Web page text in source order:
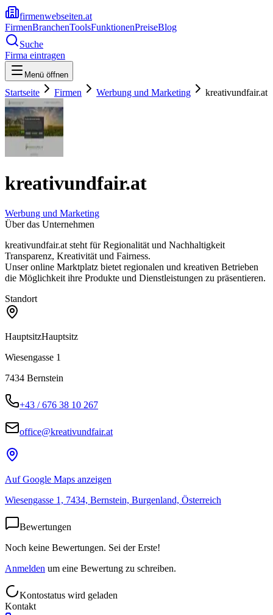
firmenwebseiten.at
FirmenBranchenToolsFunktionenPreiseBlog
Suche
Firma eintragen
Menü öffnen
Startseite Firmen Werbung und Marketing kreativundfair.at
kreativundfair.at
Werbung und Marketing
Über das Unternehmen
kreativundfair.at steht für Regionalität und Nachhaltigkeit
Transparenz, Kreativität und Fairness.
Unser online Marktplatz bietet regionalen und kreativen Betrieben
die Möglichkeit ihre Produkte und Dienstleistungen zu präsentieren.
Standort
HauptsitzHauptsitz
Wiesengasse 1
7434 Bernstein
+43 / 676 38 10 267
office@kreativundfair.at
Auf Google Maps anzeigen
Wiesengasse 1, 7434, Bernstein, Burgenland, Österreich
Bewertungen
Noch keine Bewertungen. Sei der Erste!
Anmelden um eine Bewertung zu schreiben.
Kontostatus wird geladen
Kontakt